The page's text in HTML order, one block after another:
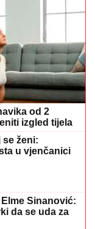
od 2
izgled tijela
se ženi:
u vjenčanici
Sinanović:
da se uda za